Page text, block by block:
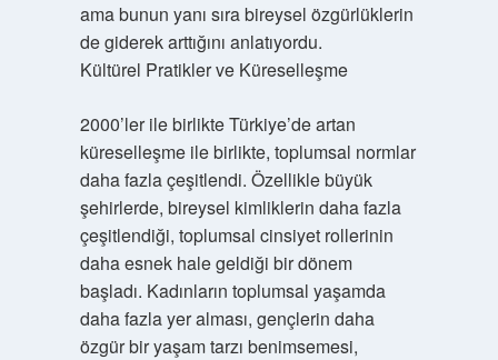
ama bunun yanı sıra bireysel özgürlüklerin
de giderek arttığını anlatıyordu.
Kültürel Pratikler ve Küreselleşme
2000’ler ile birlikte Türkiye’de artan
küreselleşme ile birlikte, toplumsal normlar
daha fazla çeşitlendi. Özellikle büyük
şehirlerde, bireysel kimliklerin daha fazla
çeşitlendiği, toplumsal cinsiyet rollerinin
daha esnek hale geldiği bir dönem
başladı. Kadınların toplumsal yaşamda
daha fazla yer alması, gençlerin daha
özgür bir yaşam tarzı benimsemesi,